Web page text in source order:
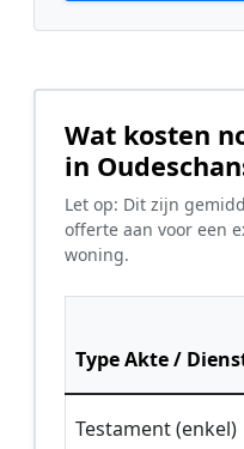
Wat kosten
in
Let op: Dit zijn
offerte aan voor een
woning.
Type Akte /
Testament (enkel)